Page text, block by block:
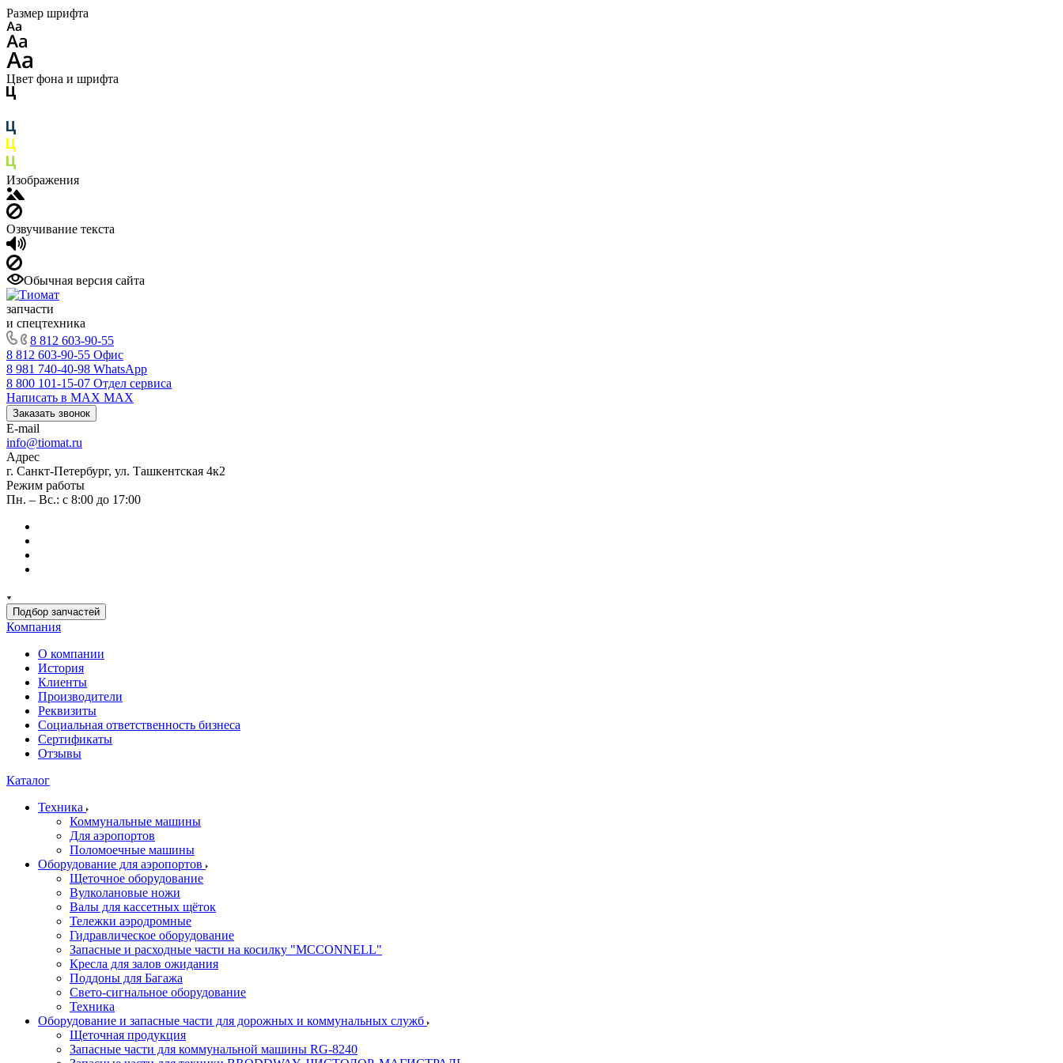
Размер шрифта
Цвет фона и шрифта
Изображения
Озвучивание текста
Обычная версия сайта
запчасти
и спецтехника
8 812 603-90-55
8 812 603-90-55 Офис
8 981 740-40-98 WhatsApp
8 800 101-15-07 Отдел сервиса
Написать в MAX MAX
Заказать звонок
E-mail
info@tiomat.ru
Адрес
г. Санкт-Петербург, ул. Ташкентская 4к2
Режим работы
Пн. – Вс.: с 8:00 до 17:00
Подбор запчастей
Компания
О компании
История
Клиенты
Производители
Реквизиты
Социальная ответственность бизнеса
Сертификаты
Отзывы
Каталог
Техника
Коммунальные машины
Для аэропортов
Поломоечные машины
Оборудование для аэропортов
Щеточное оборудование
Вулколановые ножи
Валы для кассетных щёток
Тележки аэродромные
Гидравлическое оборудование
Запасные и расходные части на косилку "MCCONNELL"
Кресла для залов ожидания
Поддоны для Багажа
Свето-сигнальное оборудование
Техника
Оборудование и запасные части для дорожных и коммунальных служб
Щеточная продукция
Запасные части для коммунальной машины RG-8240